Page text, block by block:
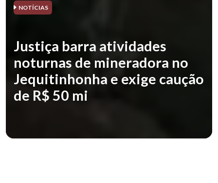
NOTÍCIAS
Justiça barra atividades
noturnas de mineradora no
Jequitinhonha e exige caução
de R$ 50 mi